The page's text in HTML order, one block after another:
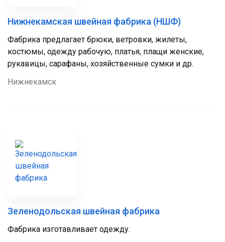
Нижнекамская швейная фабрика (НШФ)
Фабрика предлагает брюки, ветровки, жилеты,
костюмы, одежду рабочую, платья, плащи женские,
рукавицы, сарафаны, хозяйственные сумки и др.
Нижнекамск
Зеленодольская швейная фабрика
Фабрика изготавливает одежду.